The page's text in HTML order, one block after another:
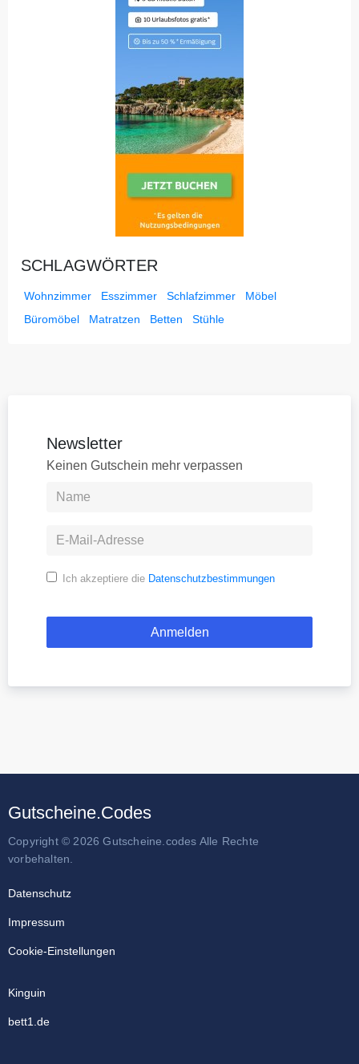
SCHLAGWÖRTER
Wohnzimmer Esszimmer Schlafzimmer
Möbel
Büromöbel
Matratzen Betten Stühle
Newsletter
Keinen Gutschein mehr verpassen
Ich akzeptiere die Datenschutzbestimmungen
Gutscheine.Codes
Copyright © 2026 Gutscheine.codes Alle Rechte
vorbehalten.
Datenschutz
Impressum
Cookie-Einstellungen
Kinguin
bett1.de